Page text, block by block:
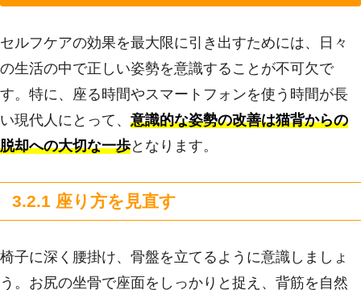
セルフケアの効果を最大限に引き出すためには、日々
の生活の中で正しい姿勢を意識することが不可欠で
す。特に、座る時間やスマートフォンを使う時間が長
い現代人にとって、 意識的な姿勢の改善は猫背からの
脱却への大切な一歩となります。
3.2.1 座り方を見直す
椅子に深く腰掛け、骨盤を立てるように意識しましょ
う。お尻の坐骨で座面をしっかりと捉え、背筋を自然